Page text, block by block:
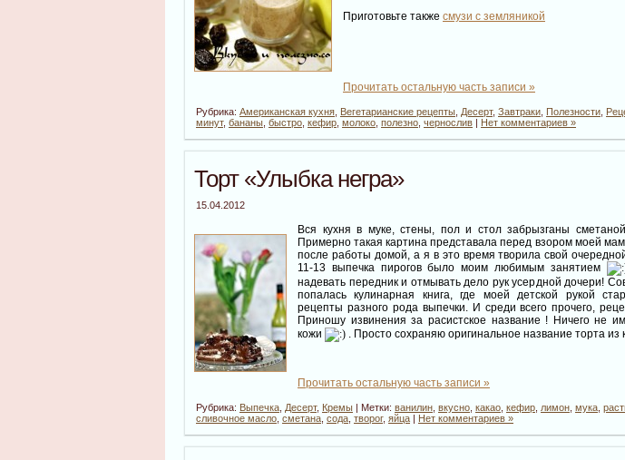
Приготовьте также смузи с земляникой
Прочитать остальную часть записи »
Рубрика: Американская кухня Вегетарианские рецепты Десерт, Завтраки Полезности
минут, бананы быстро кефир молоко полезно чернослив | Нет комментариев »
Торт «Улыбка негра»
15.04.2012
Вся кухня в муке, стены, пол и стол забрызганы
Примерно такая картина представала перед взором моей
после работы домой, а я в это время творила свой
11-13 выпечка пирогов было моим любимым занятием
надевать передник и отмывать дело рук усердной дочери!
попалась кулинарная книга, где моей детской рукой
рецепты разного рода выпечки. И среди всего прочего,
Приношу извинения за расистское название ! Ничего не
кожи
. Просто сохраняю оригинальное название торта из
Прочитать остальную часть записи »
Рубрика: Выпечка Десерт, Кремы | Метки: ванилин вкусно какао кефир лимон мука
сливочное масло сметана сода творог, яйца | Нет комментариев »